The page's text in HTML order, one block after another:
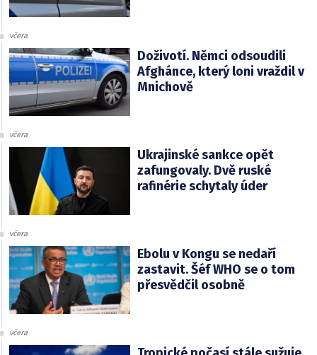
včera
Doživotí. Němci odsoudili
Afghánce, který loni vraždil v
Mnichově
včera
Ukrajinské sankce opět
zafungovaly. Dvě ruské
rafinérie schytaly úder
včera
Ebolu v Kongu se nedaří
zastavit. Šéf WHO se o tom
přesvědčil osobně
včera